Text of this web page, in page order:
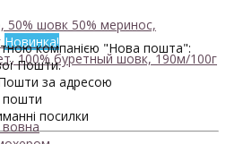
шовк 50% меринос,
Новинка!
буретный шовк, 190м/100г
компанією "Нова пошта":
Пошти.
за адресою
пошти
посилки